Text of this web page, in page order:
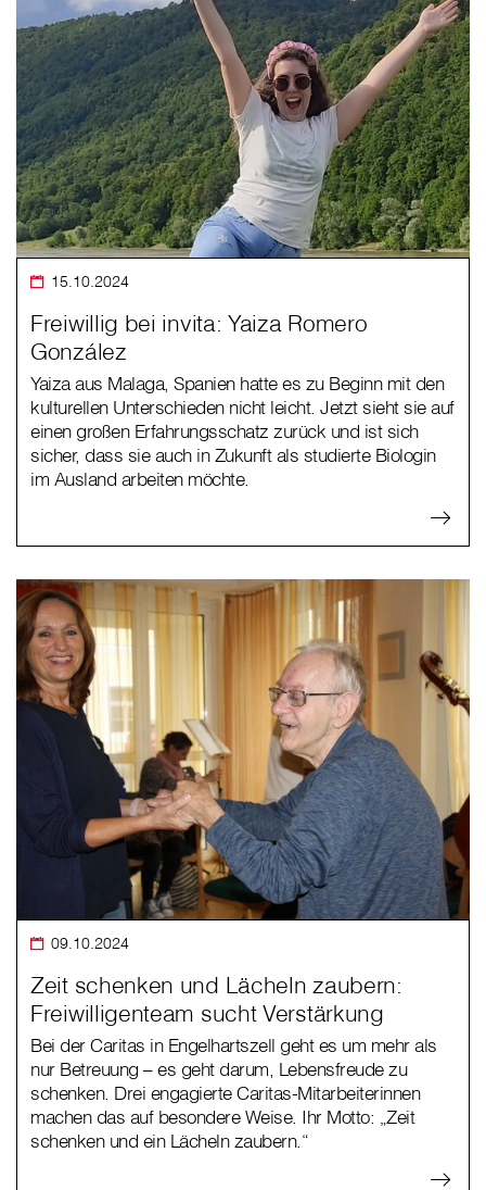
15.10.2024
Freiwillig bei invita: Yaiza Romero
González
Yaiza aus Malaga, Spanien hatte es zu Beginn mit den
kulturellen Unterschieden nicht leicht. Jetzt sieht sie auf
einen großen Erfahrungsschatz zurück und ist sich
sicher, dass sie auch in Zukunft als studierte Biologin
im Ausland arbeiten möchte.
09.10.2024
Zeit schenken und Lächeln zaubern:
Freiwilligenteam sucht Verstärkung
Bei der Caritas in Engelhartszell geht es um mehr als
nur Betreuung – es geht darum, Lebensfreude zu
schenken. Drei engagierte Caritas-Mitarbeiterinnen
machen das auf besondere Weise. Ihr Motto: „Zeit
schenken und ein Lächeln zaubern.“